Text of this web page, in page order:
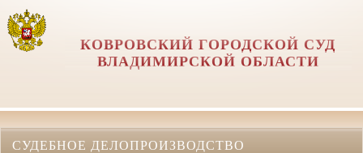
КОВРОВСКИЙ ГОРОДСКОЙ СУД
ВЛАДИМИРСКОЙ ОБЛАСТИ
СУДЕБНОЕ ДЕЛОПРОИЗВОДСТВО